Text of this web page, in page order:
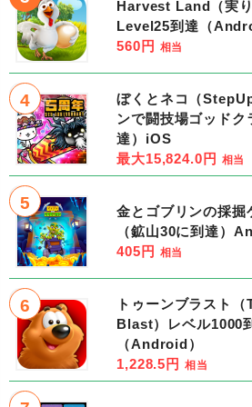
Harvest Land（実り
Level25到達（
560円 相当
4
ぼくとネコ（
ンで闘技場ゴッドク
達）iOS
最大15,824.0円 相当
5
金とゴブリンの採掘
（鉱山30に到達）
405円 相当
6
トゥーンブラスト（
Blast）レベル1000
（Android）
1,228.5円 相当